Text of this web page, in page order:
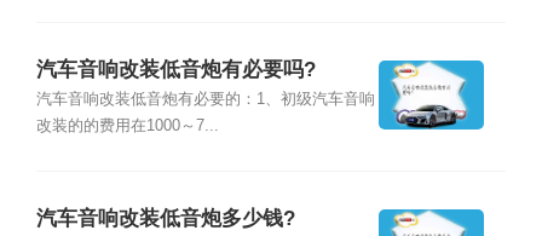
汽车音响改装低音炮有必要吗?
汽车音响改装低音炮有必要的：1、初级汽车音响
改装的的费用在1000～7...
汽车音响改装低音炮多少钱?